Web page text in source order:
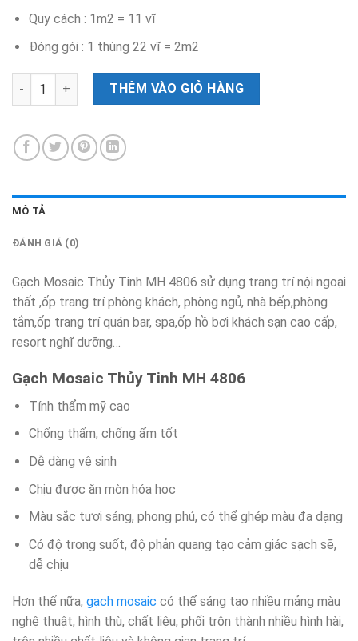
Quy cách : 1m2 = 11 vĩ
Đóng gói : 1 thùng 22 vĩ = 2m2
Gạch Mosaic Thủy Tinh MH 4806 số lượng
THÊM VÀO GIỎ HÀNG
MÔ TẢ
ĐÁNH GIÁ (0)
Gạch Mosaic Thủy Tinh MH 4806 sử dụng trang trí nội ngoại
thất ,ốp trang trí phòng khách, phòng ngủ, nhà bếp,phòng
tắm,ốp trang trí quán bar, spa,ốp hồ bơi khách sạn cao cấp,
resort nghĩ dưỡng…
Gạch Mosaic Thủy Tinh MH 4806
Tính thẩm mỹ cao
Chống thấm, chống ẩm tốt
Dễ dàng vệ sinh
Chịu được ăn mòn hóa học
Màu sắc tươi sáng, phong phú, có thể ghép màu đa dạng
Có độ trong suốt, độ phản quang tạo cảm giác sạch sẽ,
dễ chịu
Hơn thế nữa, gạch mosaic có thể sáng tạo nhiều mảng màu
nghệ thuật, hình thù, chất liệu, phối trộn thành nhiều hình hài,